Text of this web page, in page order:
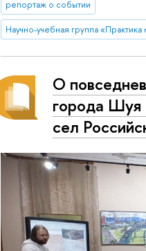
репортаж о событии
Научно-учебная группа
О
города Шуя
сел